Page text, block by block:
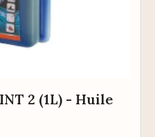
2 (1L) - Huile